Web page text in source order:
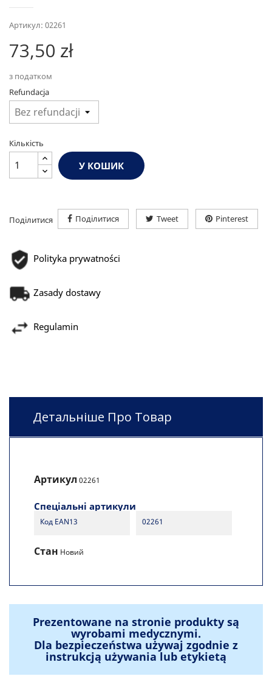
Артикул: 02261
73,50 zł
з податком
Refundacja
Кількість
У КОШИК
Поділитися Поділитися Tweet Pinterest
Polityka prywatności
Zasady dostawy
Regulamin
Детальніше Про Товар
Артикул 02261
Спеціальні артикули
Код EAN13 02261
Стан Новий
Prezentowane na stronie produkty są
wyrobami medycznymi.
Dla bezpieczeństwa używaj zgodnie z
instrukcją używania lub etykietą